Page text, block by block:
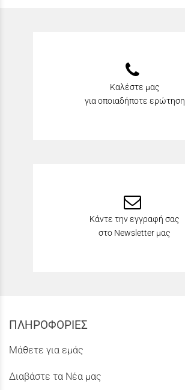
Καλέστε μας
για οποιαδήποτε ερώτηση
Κάντε την εγγραφή σας
στο Newsletter μας
ΠΛΗΡΟΦΟΡΙΕΣ
Μάθετε για εμάς
Διαβάστε τα Νέα μας